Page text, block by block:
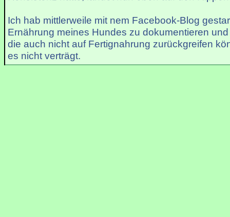
Ich hab mittlerweile mit nem Facebook-Blog
Ernährung meines Hundes zu dokumentieren
die auch nicht auf Fertignahrung zurückgreifen
es nicht verträgt.